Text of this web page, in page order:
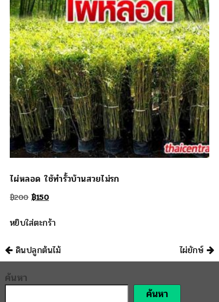
ไผ่หลอด ใช้ทำรั้วบ้านสวยไม่รก
฿200 Original
was:
฿150Current
is:
หยิบใส่ตะกร้า
นำทาง
ดินปลูกต้นไม้ ไผ่ยักษ์
ค้นหา
ค้นหา